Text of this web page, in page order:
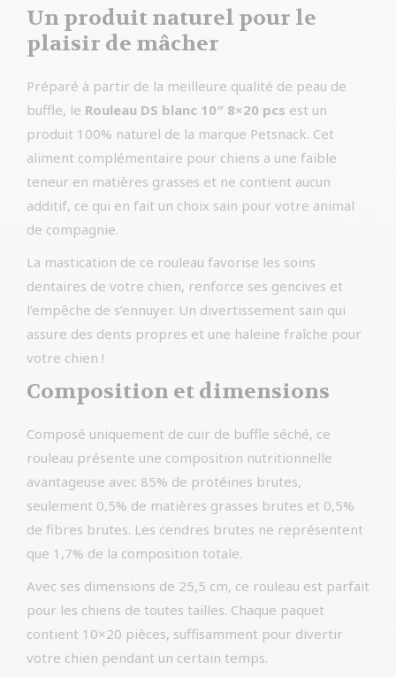
Un produit naturel pour le
plaisir de mâcher
Préparé à partir de la meilleure qualité de peau de
buffle, le Rouleau DS blanc 10″ 8×20 pcs est un
produit 100% naturel de la marque Petsnack. Cet
aliment complémentaire pour chiens a une faible
teneur en matières grasses et ne contient aucun
additif, ce qui en fait un choix sain pour votre animal
de compagnie.
La mastication de ce rouleau favorise les soins
dentaires de votre chien, renforce ses gencives et
l’empêche de s’ennuyer. Un divertissement sain qui
assure des dents propres et une haleine fraîche pour
votre chien !
Composition et dimensions
Composé uniquement de cuir de buffle séché, ce
rouleau présente une composition nutritionnelle
avantageuse avec 85% de protéines brutes,
seulement 0,5% de matières grasses brutes et 0,5%
de fibres brutes. Les cendres brutes ne représentent
que 1,7% de la composition totale.
Avec ses dimensions de 25,5 cm, ce rouleau est parfait
pour les chiens de toutes tailles. Chaque paquet
contient 10×20 pièces, suffisamment pour divertir
votre chien pendant un certain temps.